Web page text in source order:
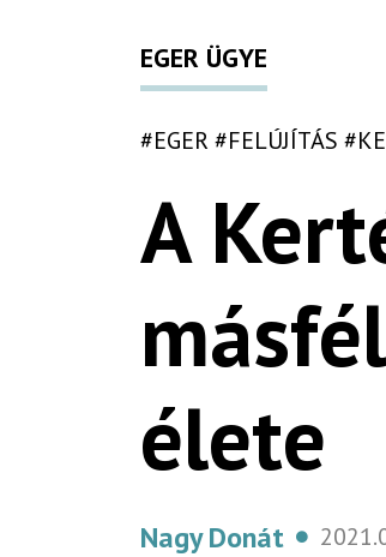
EGER ÜGYE
#EGER #FELÚJÍTÁS
A
élete
Nagy Donát